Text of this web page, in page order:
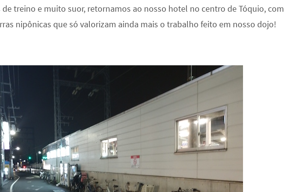
de treino e muito suor, retornamos ao nosso hotel no centro de Tóquio, com
nipônicas que só valorizam ainda mais o trabalho feito em nosso dojo!